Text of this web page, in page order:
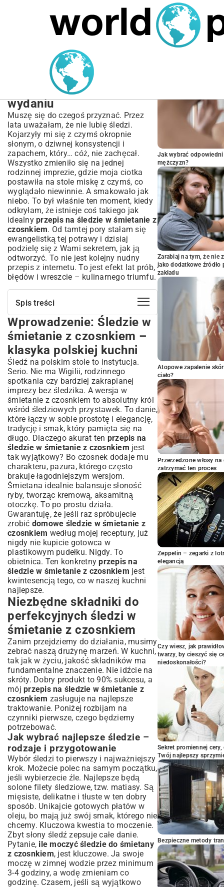
MARIUSZ ŁAMAGA 04.10.2025
Przepis na śledzie w
śmietanie z czosnkiem –
klasyka w najlepszym
wydaniu
Muszę się do czegoś przyznać. Przez
lata uważałam, że nie lubię śledzi.
Kojarzyły mi się z czymś okropnie
słonym, o dziwnej konsystencji i
zapachem, który… cóż, nie zachęcał.
Wszystko zmieniło się na jednej
rodzinnej imprezie, gdzie moja ciotka
postawiła na stole miskę z czymś, co
wyglądało niewinnie. A smakowało jak
niebo. To był właśnie ten moment, kiedy
odkryłam, że istnieje coś takiego jak
idealny przepis na śledzie w śmietanie z
czosnkiem. Od tamtej pory stałam się
ewangelistką tej potrawy i dzisiaj
podzielę się z Wami sekretem, jak ją
odtworzyć. To nie jest kolejny nudny
przepis z internetu. To jest efekt lat prób,
błędów i wreszcie – kulinarnego triumfu.
Spis treści
Wprowadzenie: Śledzie w śmietanie z
czosnkiem – klasyka polskiej kuchni
Niezbędne składniki do perfekcyjnych
śledzi w śmietanie z czosnkiem
Jak wybrać najlepsze śledzie – rodzaje i
przygotowanie
Idealna śmietana – jaką wybrać do sosu?
Rola świeżego czosnku i innych dodatków
smakowych
Klasyczny przepis na śledzie w
śmietanie z czosnkiem krok po kroku
Moczenie i krojenie śledzi – podstawa
sukcesu
Przygotowanie aromatycznego sosu
śmietanowo-czosnkowego
Jak połączyć składniki i zapewnić idealne
marynowanie
Kreatywne wariacje przepisu na śledzie
w śmietanie z czosnkiem
Śledzie z jabłkiem i czosnkiem – słodko-
kwaśna harmonia
Pikantna odsłona śledzi w śmietanie z
czosnkiem i chili
Śledzie z ogórkiem konserwowym i
czosnkiem – chrupiąca nuta
Dodatki, które odmienią Twoje śledzie:
cebula, koperek i inne
Jak serwować śledzie w śmietanie z
czosnkiem – pomysły i inspiracje
Idealne towarzystwo – pieczywo, ziemniaki
czy grzanki?
Śledzie jako elegancka przystawka na
specjalne okazje
Najczęściej popełniane błędy i
wskazówki, jak ich unikać
Podsumowanie: Dlaczego warto mieć
ten przepis w swoim kulinarnym
repertuarze?
Wprowadzenie: Śledzie w
śmietanie z czosnkiem –
klasyka polskiej kuchni
Śledź na polskim stole to instytucja.
Serio. Nie ma Wigilii, rodzinnego
spotkania czy bardziej zakrapianej
imprezy bez śledzika. A wersja w
śmietanie z czosnkiem to absolutny król
wśród śledziowych przystawek. To danie,
które łączy w sobie prostotę i elegancję,
tradycję i smak, który pamięta się na
długo. Dlaczego akurat ten przepis na
śledzie w śmietanie z czosnkiem jest
tak wyjątkowy? Bo czosnek dodaje mu
charakteru, pazura, którego często
brakuje łagodniejszym wersjom.
Śmietana idealnie balansuje słoność
ryby, tworząc kremową, aksamitną
otoczkę. To po prostu działa.
Gwarantuję, że jeśli raz spróbujecie
zrobić domowe śledzie w śmietanie z
czosnkiem według mojej receptury, już
nigdy nie kupicie gotowca w
plastikowym pudełku. Nigdy. To
obietnica. Ten konkretnyprzepis na
śledzie w śmietanie z czosnkiem jest
kwintesencją tego, co w naszej kuchni
najlepsze.
Niezbędne składniki do
perfekcyjnych śledzi w
śmietanie z czosnkiem
Zanim przejdziemy do działania, musimy
zebrać naszą drużynę marzeń. W kuchni,
tak jak w życiu, jakość składników ma
fundamentalne znaczenie. Nie idźcie na
skróty. Dobry produkt to 90% sukcesu, a
mój przepis na śledzie w śmietanie z
czosnkiem zasługuje na najlepsze
traktowanie. Poniżej rozbijam na
czynniki pierwsze, czego będziemy
potrzebować.
Jak wybrać najlepsze śledzie –
rodzaje i przygotowanie
Wybór śledzi to pierwszy i najważniejszy
krok. Możecie polec na samym początku,
jeśli wybierzecie źle. Najlepsze będą
solone filety śledziowe, tzw. matiasy. Są
mięsiste, delikatne i tłuste w ten dobry
sposób. Unikajcie gotowych płatów w
oleju, bo mają już swój smak, którego nie
chcemy. Kluczowa kwestia to moczenie.
Zbyt słony śledź zepsuje całe danie.
Pytanie, ile moczyć śledzie do śmietany
z czosnkiem, jest kluczowe. Ja swoje
moczę w zimnej wodzie przez minimum
3-4 godziny, a wodę zmieniam co
godzinę. Czasem, jeśli są wyjątkowo
Jak wybrać
mężczyzn?
Zarabiaj na tym, że nie
jako dodatkowe
zakładu
Atopowe zapalenie
ciało?
Przerzedzone włosy
zatrzymać ten proces
Zeppelin – zegarki z
elegancją
Czy wiesz, jak
twarzy, by cieszyć się
niedoskonałości?
Sekret promiennej
Twój najlepszy
Bezpieczne metody